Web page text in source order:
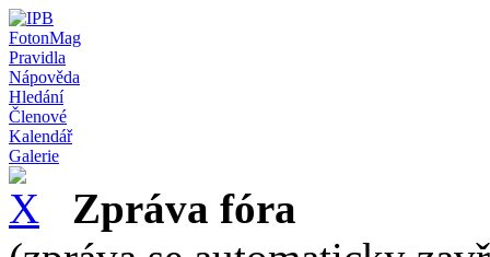
FotonMag
Pravidla
Nápověda
Hledání
Členové
Kalendář
Galerie
Zpráva fóra